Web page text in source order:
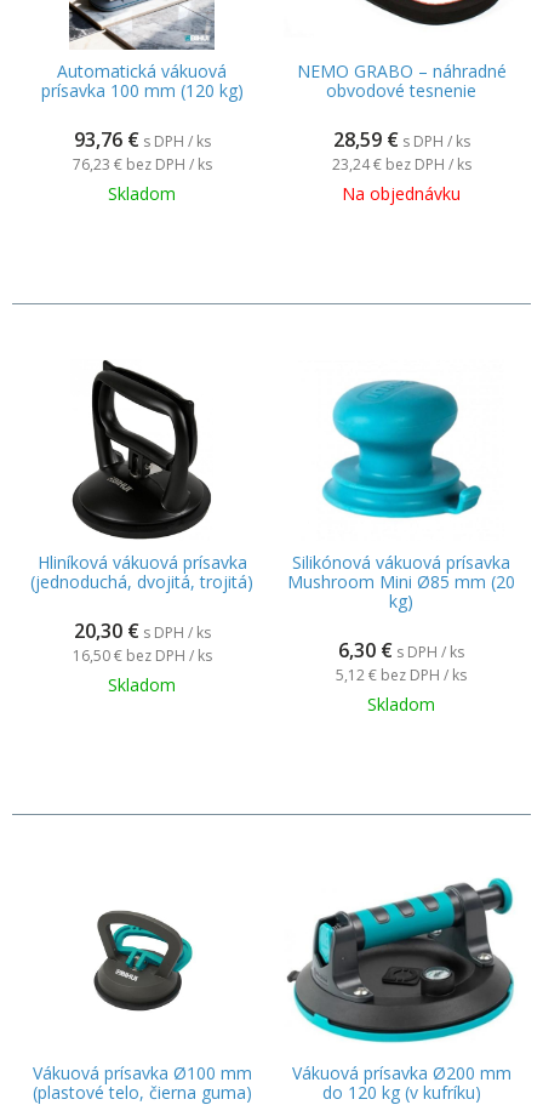
Automatická vákuová
prísavka 100 mm (120 kg)
93,76 € s DPH / ks
76,23 € bez DPH / ks
Skladom
NEMO GRABO – náhradné
obvodové tesnenie
28,59 € s DPH / ks
23,24 € bez DPH / ks
Na objednávku
Hliníková vákuová prísavka
(jednoduchá, dvojitá, trojitá)
20,30 € s DPH / ks
16,50 € bez DPH / ks
Skladom
Silikónová vákuová prísavka
Mushroom Mini Ø85 mm (20
kg)
6,30 € s DPH / ks
5,12 € bez DPH / ks
Skladom
Vákuová prísavka Ø100 mm
(plastové telo, čierna guma)
Vákuová prísavka Ø200 mm
do 120 kg (v kufríku)